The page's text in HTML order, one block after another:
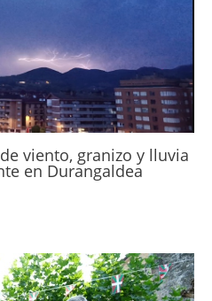
viento, granizo y lluvia
en Durangaldea